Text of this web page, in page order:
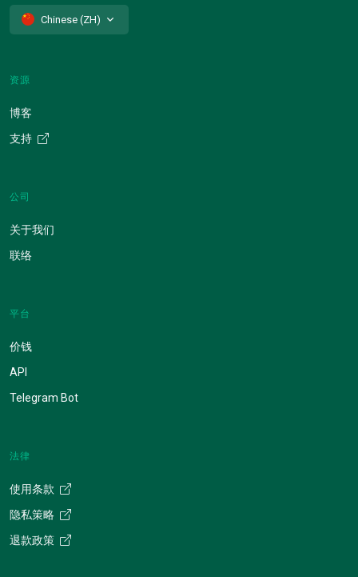
Chinese (ZH)
资源
博客
支持
公司
关于我们
联络
平台
价钱
API
Telegram Bot
法律
使用条款
隐私策略
退款政策